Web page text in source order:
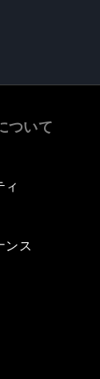
ついて
ィ
ンス